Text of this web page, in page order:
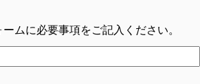
ムに必要事項をご記入ください。